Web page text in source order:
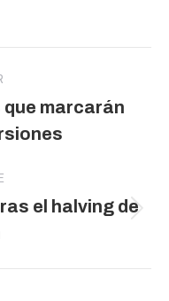
marcarán
el halving de